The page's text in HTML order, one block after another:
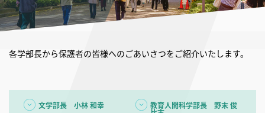
各学部長から保護者の皆様へのごあいさつをご紹介いたします。
文学部長 小林 和幸 教育人間科学部長 野末 俊